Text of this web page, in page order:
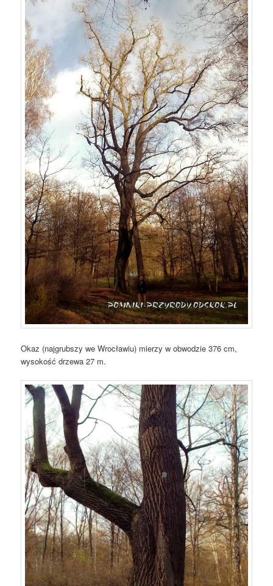
Okaz (najgrubszy we Wrocławiu) mierzy w obwodzie 376 cm,
wysokość drzewa 27 m.